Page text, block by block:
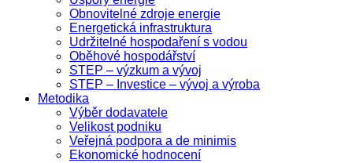
Obnovitelné zdroje energie
Energetická infrastruktura
Udržitelné hospodaření s vodou
Oběhové hospodářství
STEP – výzkum a vývoj
STEP – Investice – vývoj a výroba
Metodika
Výběr dodavatele
Velikost podniku
Veřejná podpora a de minimis
Ekonomické hodnocení